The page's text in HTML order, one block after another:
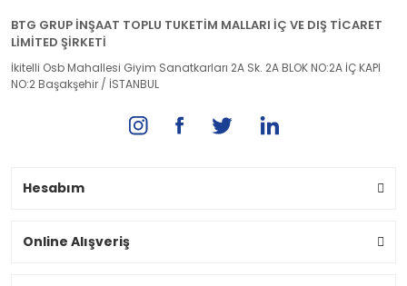
BTG GRUP İNŞAAT TOPLU TUKETİM MALLARI İÇ VE DIŞ TİCARET
LİMİTED ŞİRKETİ
İkitelli Osb Mahallesi Giyim Sanatkarları 2A Sk. 2A BLOK NO:2A İÇ KAPI
NO:2 Başakşehir / İSTANBUL
Hesabım
Online Alışveriş